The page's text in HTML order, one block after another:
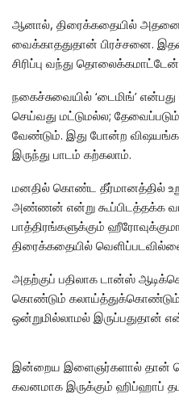
ஆனால், திரைக்கதையில் அதனை
வைக்காததுதான் பிரச்சனை.
சிரிப்பு வந்து
நகைச்சுவையில் ‘டைமிங்’
செய்வது மட்டுமல்ல;
வேண்டும். இது போன்ற
இருந்து பாடம் கற்கலாம்.
மனதில் கொண்ட தீர்மானத்தில்
அண்ணன் என்று கூப்பிடத்தக்க
பாத்திரங்களுக்கும்
திரைக்கதையில்
அதற்குப் பதிலாக டான்ஸ்
கொண்டும் கலாய்த்துக்கொண்டும்
ஒன்றுமில்லாமல் இருப்பதுதான்
இன்றைய இளைஞர்களால் தான்
கவனமாக இருக்கும் ஹிப்ஹாப்